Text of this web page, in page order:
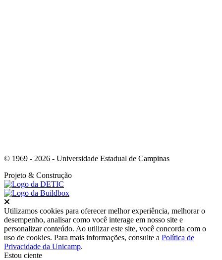
© 1969 - 2026 - Universidade Estadual de Campinas
Projeto & Construção
Utilizamos cookies para oferecer melhor experiência, melhorar o
desempenho, analisar como você interage em nosso site e
personalizar conteúdo. Ao utilizar este site, você concorda com o
uso de cookies. Para mais informações, consulte a Política de
Privacidade da Unicamp.
Estou ciente